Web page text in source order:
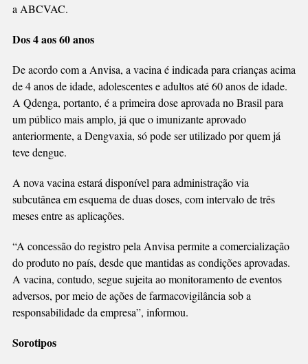
a ABCVAC.
Dos 4 aos 60 anos
De acordo com a Anvisa, a vacina é indicada para crianças acima
de 4 anos de idade, adolescentes e adultos até 60 anos de idade.
A Qdenga, portanto, é a primeira dose aprovada no Brasil para
um público mais amplo, já que o imunizante aprovado
anteriormente, a Dengvaxia, só pode ser utilizado por quem já
teve dengue.
A nova vacina estará disponível para administração via
subcutânea em esquema de duas doses, com intervalo de três
meses entre as aplicações.
“A concessão do registro pela Anvisa permite a comercialização
do produto no país, desde que mantidas as condições aprovadas.
A vacina, contudo, segue sujeita ao monitoramento de eventos
adversos, por meio de ações de farmacovigilância sob a
responsabilidade da empresa”, informou.
Sorotipos